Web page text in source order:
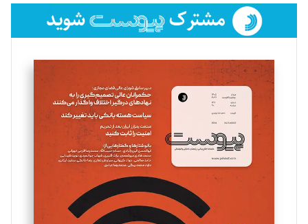
فائزه فتحی رستمی
تحریریه
سروش کرمیان
تحریریه
مینا پاکدل